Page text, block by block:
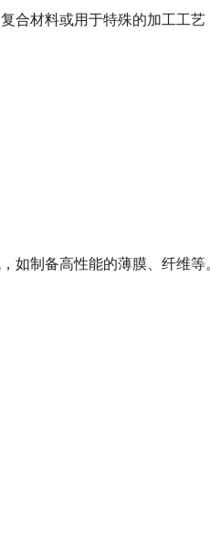
合材料或用于特殊的加工工艺
如制备高性能的薄膜、纤维等